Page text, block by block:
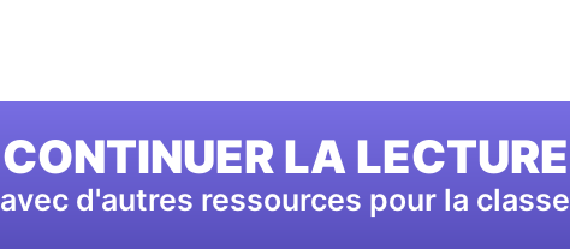
CONTINUER LA LECTURE
avec d'autres ressources pour la classe